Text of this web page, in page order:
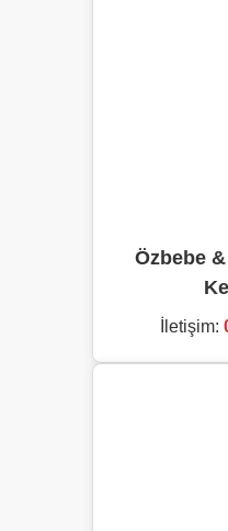
Özbebe
İletişim: